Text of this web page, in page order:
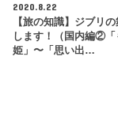
2020.8.22
【旅の知識】ジブリ
します！（国内編②「
姫」〜「思い出…